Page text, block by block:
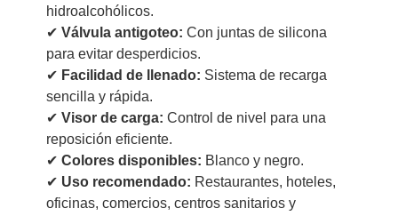
hidroalcohólicos.
✔ Válvula antigoteo: Con juntas de silicona
para evitar desperdicios.
✔ Facilidad de llenado: Sistema de recarga
sencilla y rápida.
✔ Visor de carga: Control de nivel para una
reposición eficiente.
✔ Colores disponibles: Blanco y negro.
✔ Uso recomendado: Restaurantes, hoteles,
oficinas, comercios, centros sanitarios y